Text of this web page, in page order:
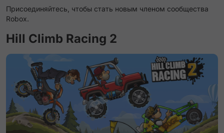
Присоединяйтесь, чтобы стать новым членом сообщества
Robox.
Hill Climb Racing 2